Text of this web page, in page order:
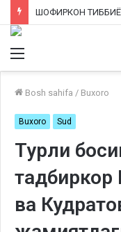
Menu
Bosh sahifa / Buxoro
Buxoro Sud
Турли
ва